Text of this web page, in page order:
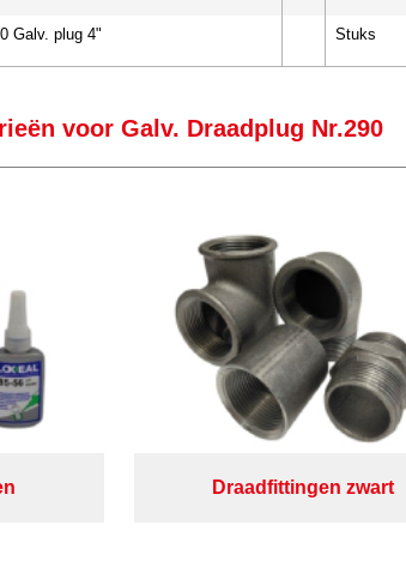
Galv. plug 4" Stuks
voor Galv. Draadplug Nr.290
Draadfittingen zwart